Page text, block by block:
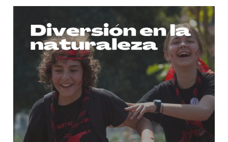
campamento.
Primavera